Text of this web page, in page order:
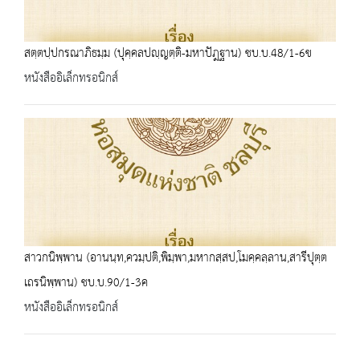
สตฺตปฺปกรณาภิธมฺม (ปุคฺคลปญฺญตฺติ-มหาปัฎฐาน) ชบ.บ.48/1-6ข
หนังสืออิเล็กทรอนิกส์
สาวกนิพฺพาน (อานนฺท,ควมฺปติ,พิมฺพา,มหากสฺสป,โมคฺคลฺลาน,สารีปุตฺต
เถรนิพฺพาน) ชบ.บ.90/1-3ค
หนังสืออิเล็กทรอนิกส์